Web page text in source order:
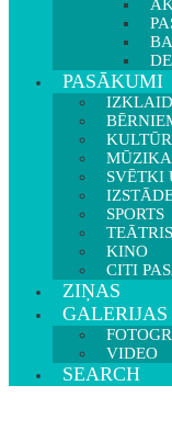
PASĀKUMI
MŪZIKA
SVĒTKI
SPORTS
TEĀTRIS
KINO
CITI
ZIŅAS
GALERIJAS
VIDEO
SEARCH